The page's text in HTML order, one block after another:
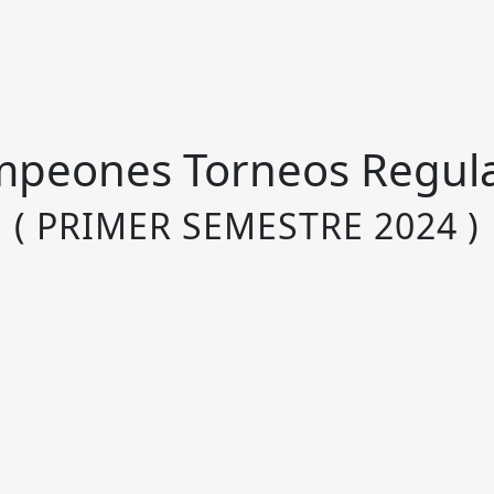
Torneos
( PRIMER SEMESTRE 2024 )